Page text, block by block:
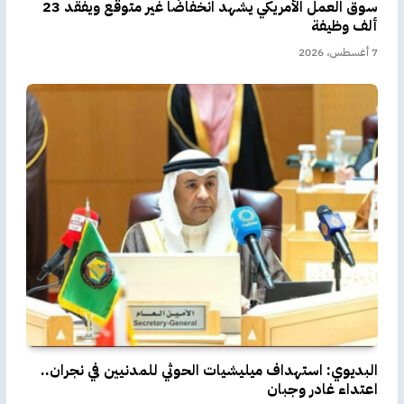
سوق العمل الأمريكي يشهد انخفاضًا غير متوقع ويفقد 23
ألف وظيفة
7 أغسطس، 2026
البديوي: استهداف ميليشيات الحوثي للمدنيين في نجران..
اعتداء غادر وجبان